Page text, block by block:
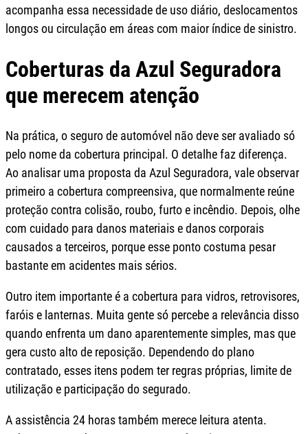
acompanha essa necessidade de uso diário, deslocamentos
longos ou circulação em áreas com maior índice de sinistro.
Coberturas da Azul Seguradora
que merecem atenção
Na prática, o seguro de automóvel não deve ser avaliado só
pelo nome da cobertura principal. O detalhe faz diferença.
Ao analisar uma proposta da Azul Seguradora, vale observar
primeiro a cobertura compreensiva, que normalmente reúne
proteção contra colisão, roubo, furto e incêndio. Depois, olhe
com cuidado para danos materiais e danos corporais
causados a terceiros, porque esse ponto costuma pesar
bastante em acidentes mais sérios.
Outro item importante é a cobertura para vidros, retrovisores,
faróis e lanternas. Muita gente só percebe a relevância disso
quando enfrenta um dano aparentemente simples, mas que
gera custo alto de reposição. Dependendo do plano
contratado, esses itens podem ter regras próprias, limite de
utilização e participação do segurado.
A assistência 24 horas também merece leitura atenta.